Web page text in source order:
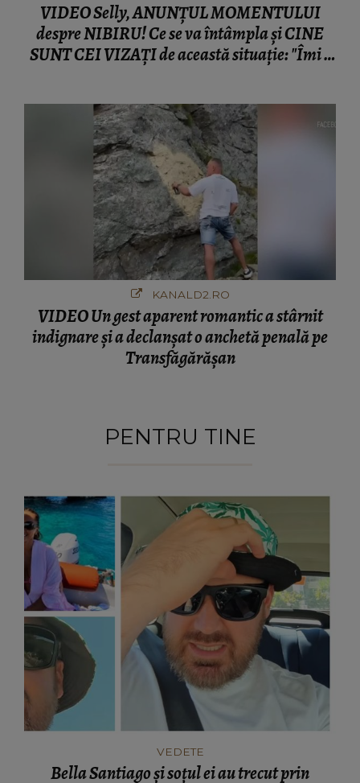
VIDEO Selly, ANUNȚUL MOMENTULUI
despre NIBIRU! Ce se va întâmpla și CINE
SUNT CEI VIZAȚI de această situație: "Îmi e
KANALD2.RO
VIDEO Un gest aparent romantic a stârnit
indignare și a declanșat o anchetă penală pe
Transfăgărășan
PENTRU TINE
VEDETE
Bella Santiago și soțul ei au trecut prin